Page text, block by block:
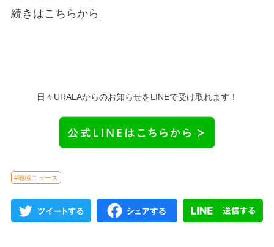
続きはこちらから
日々URALAからのお知らせをLINEで受け取れます！
#地域ニュース